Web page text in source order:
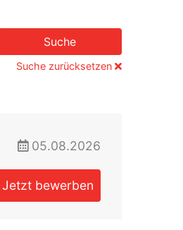
Suche
Suche zurücksetzen
05.08.2026
Jetzt bewerben